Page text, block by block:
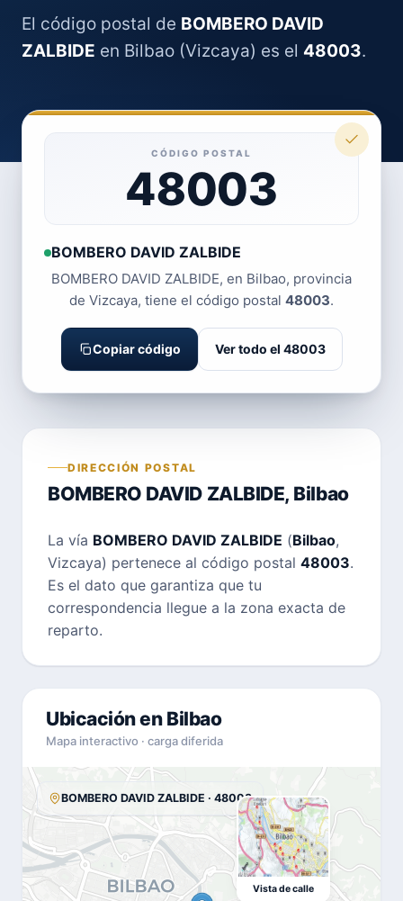
El código postal de BOMBERO DAVID
ZALBIDE en Bilbao (Vizcaya) es el 48003.
CÓDIGO POSTAL
48003
BOMBERO DAVID ZALBIDE
BOMBERO DAVID ZALBIDE, en Bilbao, provincia
de Vizcaya, tiene el código postal 48003.
Copiar código Ver todo el 48003
DIRECCIÓN POSTAL
BOMBERO DAVID ZALBIDE, Bilbao
La vía BOMBERO DAVID ZALBIDE (Bilbao,
Vizcaya) pertenece al código postal 48003.
Es el dato que garantiza que tu
correspondencia llegue a la zona exacta de
reparto.
Ubicación en Bilbao
Mapa interactivo · carga diferida
BOMBERO DAVID ZALBIDE · 48003
Vista de calle